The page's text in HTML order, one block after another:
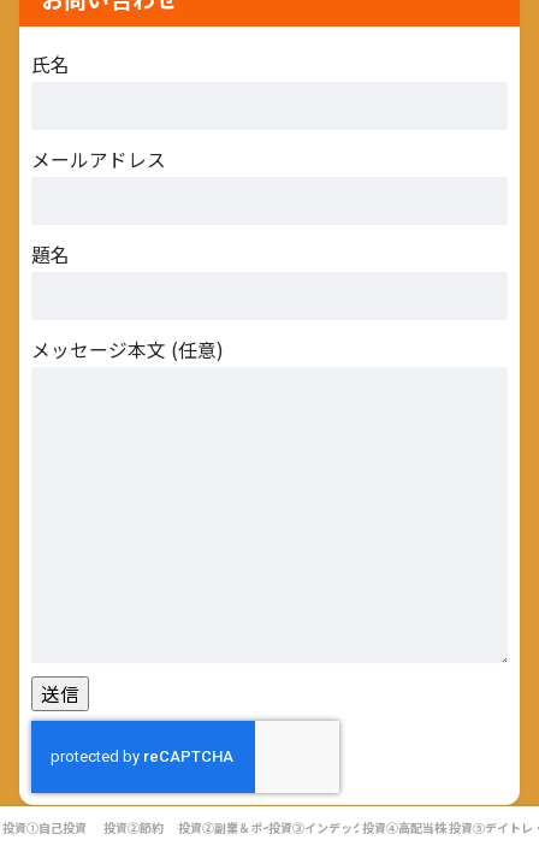
氏名
メールアドレス
題名
メッセージ本文 (任意)
投資①自己投資 投資②節約 投資②副業＆ポイ活投資③インデックス投資投資④高配当株投資⑤デイトレ